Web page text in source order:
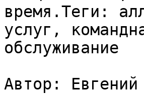
время.Теги:
услуг,
обслуживание
Автор: Евгений